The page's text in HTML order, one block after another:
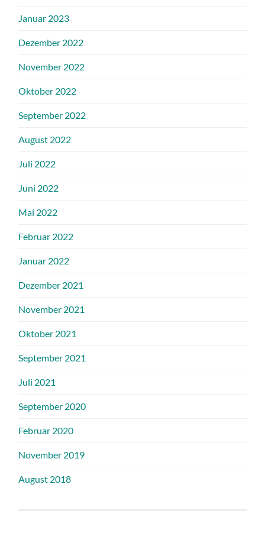
Januar 2023
Dezember 2022
November 2022
Oktober 2022
September 2022
August 2022
Juli 2022
Juni 2022
Mai 2022
Februar 2022
Januar 2022
Dezember 2021
November 2021
Oktober 2021
September 2021
Juli 2021
September 2020
Februar 2020
November 2019
August 2018